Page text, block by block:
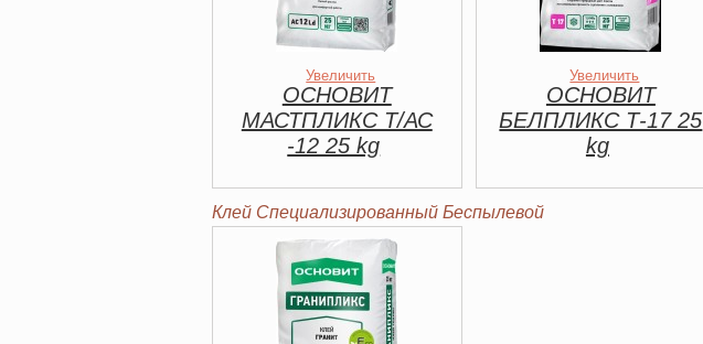
Увеличить
ОСНОВИТ
МАСТПЛИКС Т/АС
-12 25 kg
Увеличить
ОСНОВИТ
БЕЛПЛИКС Т-17 25
kg
Клей Специализированный Беспылевой